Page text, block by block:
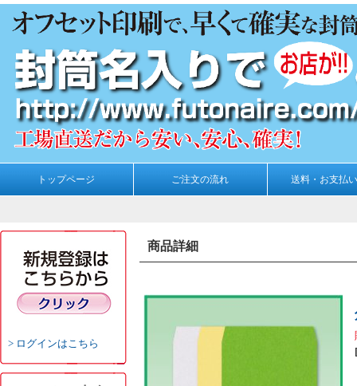
トップページ ご注文の流れ 送料・お支払
ログインはこちら
商品詳細